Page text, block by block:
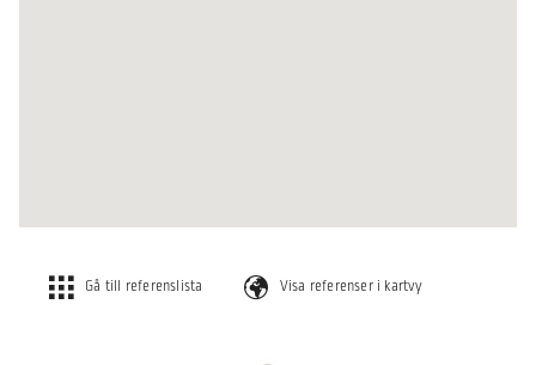
Gå till referenslista Visa referenser i kartvy